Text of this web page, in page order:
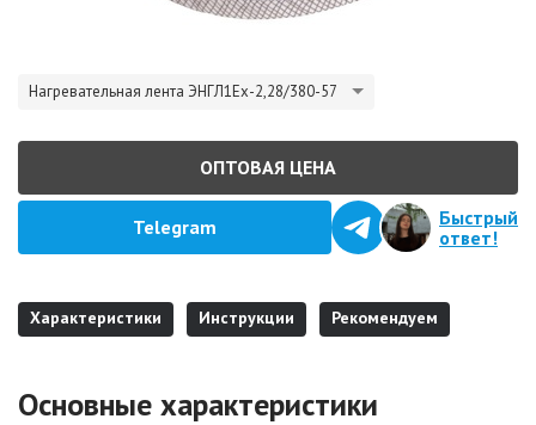
Нагревательная лента ЭНГЛ1Ех-2,28/380-57
ОПТОВАЯ ЦЕНА
Telegram
Быстрый
ответ!
Характеристики Инструкции Рекомендуем
Основные характеристики